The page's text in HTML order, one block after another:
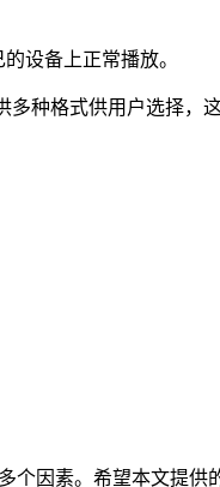
设备上正常播放。
种格式供用户选择，
因素。希望本文提